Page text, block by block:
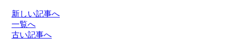
新しい記事へ
一覧へ
古い記事へ